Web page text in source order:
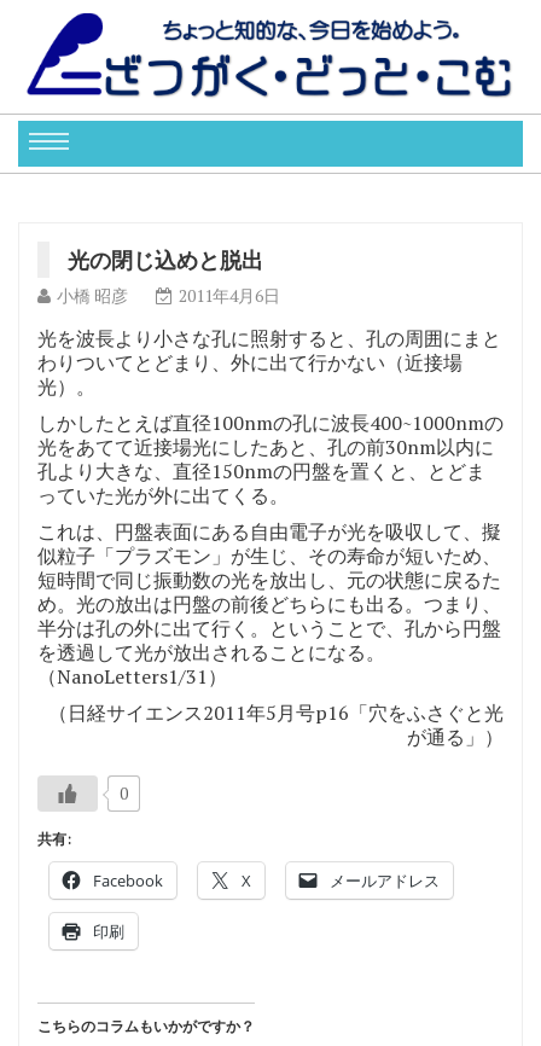
光の閉じ込めと脱出
小橋 昭彦 2011年4月6日
光を波長より小さな孔に照射すると、孔の周囲にまと
わりついてとどまり、外に出て行かない（近接場
光）。
しかしたとえば直径100nmの孔に波長400~1000nmの
光をあてて近接場光にしたあと、孔の前30nm以内に
孔より大きな、直径150nmの円盤を置くと、とどま
っていた光が外に出てくる。
これは、円盤表面にある自由電子が光を吸収して、擬
似粒子「プラズモン」が生じ、その寿命が短いため、
短時間で同じ振動数の光を放出し、元の状態に戻るた
め。光の放出は円盤の前後どちらにも出る。つまり、
半分は孔の外に出て行く。ということで、孔から円盤
を透過して光が放出されることになる。
（NanoLetters1/31）
（日経サイエンス2011年5月号p16「穴をふさぐと光
が通る」）
0
共有:
Facebook X メールアドレス
印刷
こちらのコラムもいかがですか？